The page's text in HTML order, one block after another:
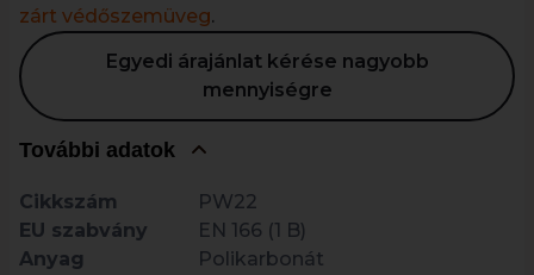
zárt védőszemüveg.
Egyedi árajánlat kérése nagyobb
mennyiségre
További adatok
Cikkszám
PW22
EU szabvány
EN 166 (1 B)
Anyag
Polikarbonát